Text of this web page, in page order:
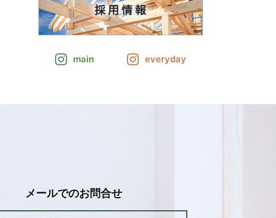
main everyday
メールでのお問合せ